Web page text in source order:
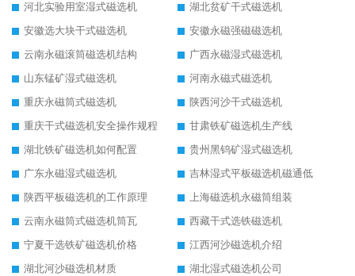
河北实验用室湿式磁选机
湖北贫矿干式磁选机
安徽选大块干式磁选机
安徽永磁强磁磁选机
云南永磁滚筒磁选机结构
广西永磁湿式磁选机
山东锰矿湿式磁选机
河南永磁式磁选机
重庆永磁筒式磁选机
陕西河沙干式磁选机
重庆干式磁选机安全操作规程
甘肃铁矿磁选机生产线
湖北铁矿磁选机如何配置
贵州黑钨矿湿式磁选机
广东永磁湿式磁选机
吉林湿式平板磁选机磁通低
陕西平板磁选机的工作原理
上海磁选机永磁筒组装
云南永磁筒式磁选机筒瓦
西藏干式选铁磁选机
宁夏干选铁矿磁选机价格
江西河沙磁选机介绍
湖北河沙磁选机材质
湖北湿式磁选机公司